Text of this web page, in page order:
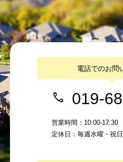
電話でのお問
019-
営業時間：10:00-17:30
定休日：毎週水曜・祝